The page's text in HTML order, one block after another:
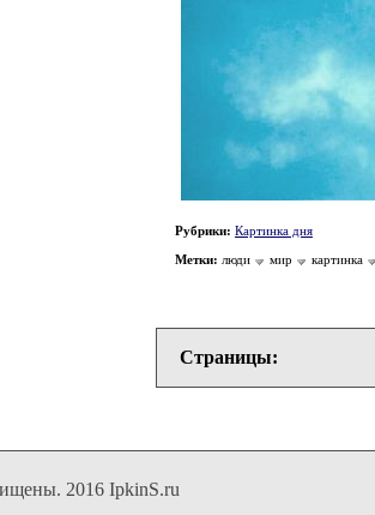
Рубрики: Картинка дня
Метки: люди мир картинка
Страницы:
2016 IpkinS.ru